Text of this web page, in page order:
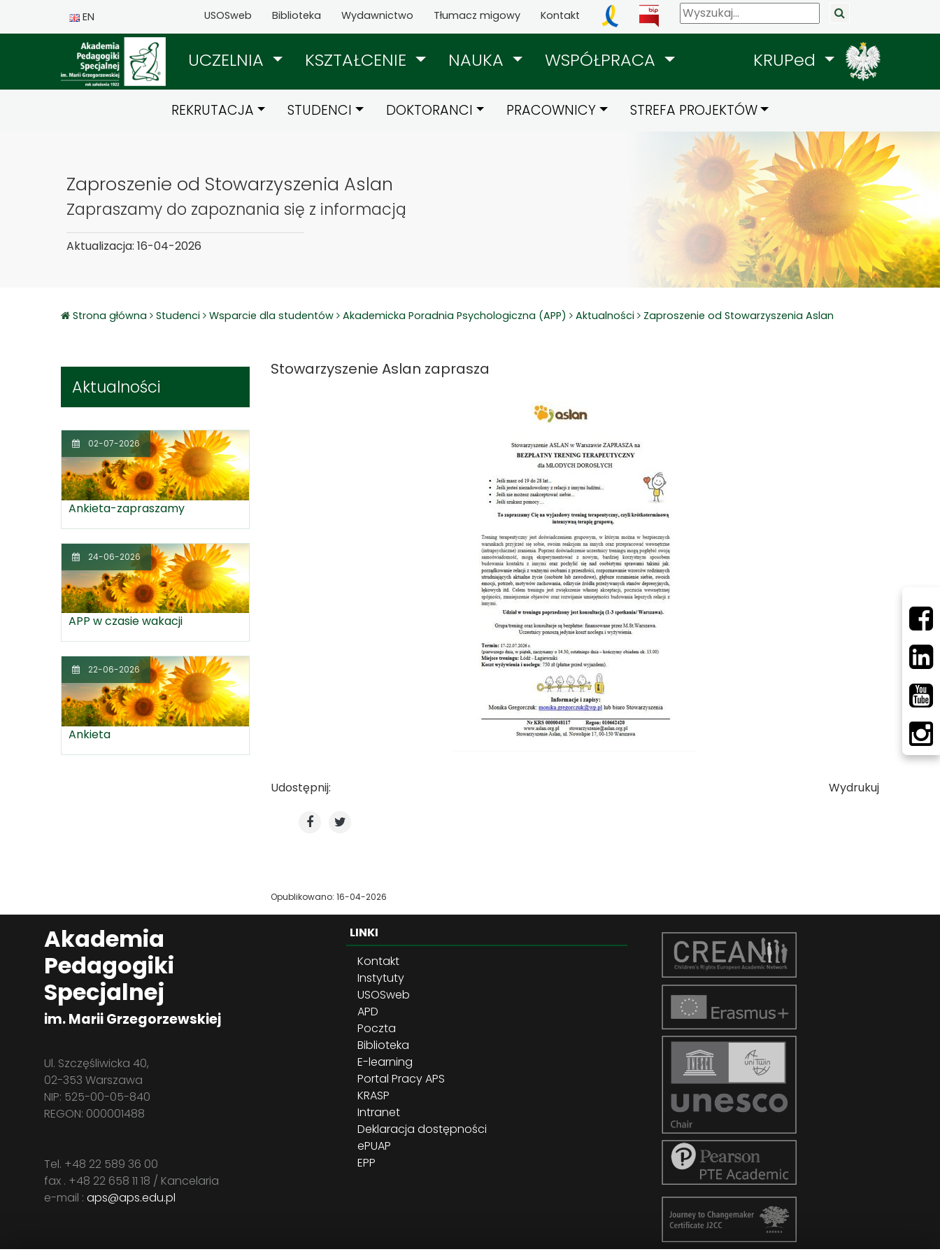
EN USOSweb Biblioteka Wydawnictwo Tłumacz migowy Kontakt
UCZELNIA KSZTAŁCENIE NAUKA WSPÓŁPRACA KRUPed
REKRUTACJA STUDENCI DOKTORANCI PRACOWNICY STREFA PROJEKTÓW
Zaproszenie od Stowarzyszenia Aslan
Zapraszamy do zapoznania się z informacją
Aktualizacja: 16-04-2026
Strona główna Studenci Wsparcie dla studentów Akademicka Poradnia Psychologiczna (APP) Aktualności Zaproszenie od Stowarzyszenia Aslan
Aktualności
02-07-2026
Ankieta-zapraszamy
24-06-2026
APP w czasie wakacji
22-06-2026
Ankieta
Stowarzyszenie Aslan zaprasza
Udostępnij: Wydrukuj
Opublikowano: 16-04-2026
Akademia
Pedagogiki
Specjalnej
im. Marii Grzegorzewskiej
Ul. Szczęśliwicka 40,
02-353 Warszawa
NIP: 525-00-05-840
REGON: 000001488
Tel. +48 22 589 36 00
fax . +48 22 658 11 18 / Kancelaria
e-mail : aps@aps.edu.pl
LINKI
Kontakt
Instytuty
USOSweb
APD
Poczta
Biblioteka
E-learning
Portal Pracy APS
KRASP
Intranet
Deklaracja dostępności
ePUAP
EPP